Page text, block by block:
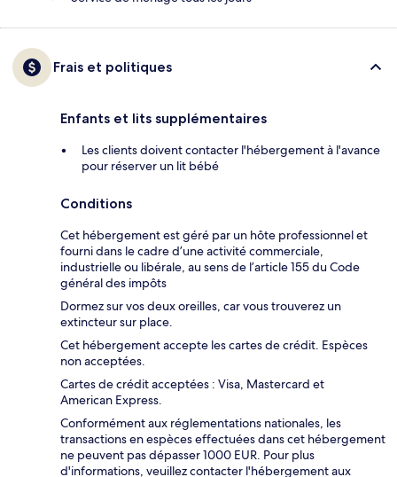
Frais et politiques
Enfants et lits supplémentaires
Les clients doivent contacter l'hébergement à l'avance
pour réserver un lit bébé
Conditions
Cet hébergement est géré par un hôte professionnel et
fourni dans le cadre d’une activité commerciale,
industrielle ou libérale, au sens de l’article 155 du Code
général des impôts
Dormez sur vos deux oreilles, car vous trouverez un
extincteur sur place.
Cet hébergement accepte les cartes de crédit. Espèces
non acceptées.
Cartes de crédit acceptées : Visa, Mastercard et
American Express.
Conformément aux réglementations nationales, les
transactions en espèces effectuées dans cet hébergement
ne peuvent pas dépasser 1000 EUR. Pour plus
d'informations, veuillez contacter l'hébergement aux